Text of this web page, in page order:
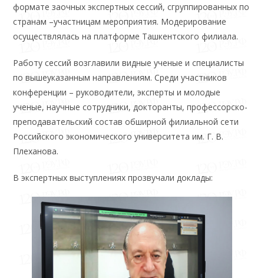
формате заочных экспертных сессий, сгруппированных по
странам –участницам мероприятия. Модерирование
осуществлялась на платформе Ташкентского филиала.
Работу сессий возглавили видные ученые и специалисты
по вышеуказанным направлениям. Среди участников
конференции – руководители, эксперты и молодые
ученые, научные сотрудники, докторанты, профессорско-
преподавательский состав обширной филиальной сети
Российского экономического университета им. Г. В.
Плеханова.
В экспертных выступлениях прозвучали доклады: